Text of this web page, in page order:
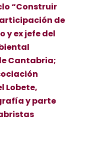
“Construir
de
y ex jefe del
Cantabria;
Lobete,
y parte